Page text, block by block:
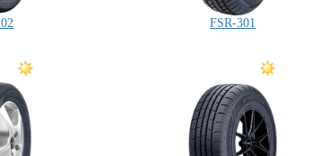
FSR-301